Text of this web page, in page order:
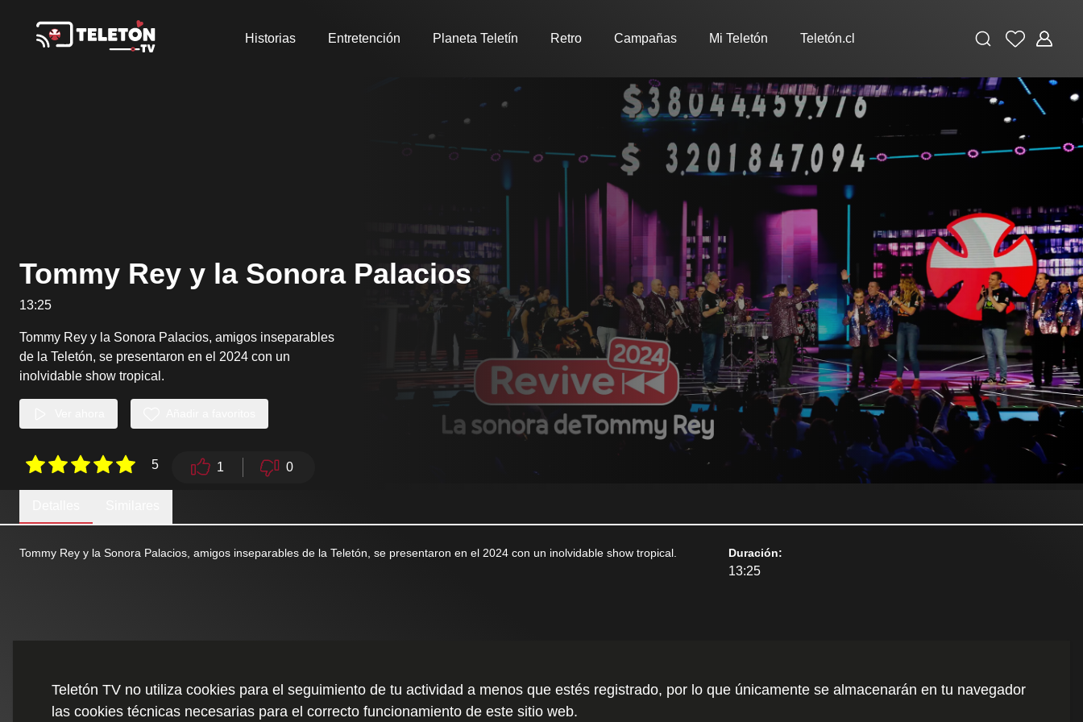
Historias Entretención Planeta Teletín Retro Campañas Mi Teletón Teletón.cl BuscarFavoritos
Tommy Rey y la Sonora Palacios
13:25
Tommy Rey y la Sonora Palacios, amigos inseparables
de la Teletón, se presentaron en el 2024 con un
inolvidable show tropical.
5 1 0
Tommy Rey y la Sonora Palacios, amigos inseparables de la Teletón, se presentaron en el 2024 con un inolvidable show tropical. Duración:
13:25
Teletón TV no utiliza cookies para el seguimiento de tu actividad a menos que estés registrado, por lo que únicamente se almacenarán en tu navegador
las cookies técnicas necesarias para el correcto funcionamiento de este sitio web.